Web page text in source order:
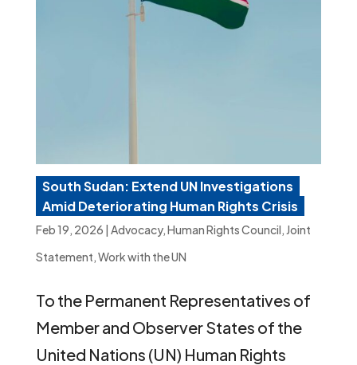
South Sudan: Extend UN Investigations
Amid Deteriorating Human Rights Crisis
Feb 19, 2026 | Advocacy,Human Rights Council, Joint
Statement,Work with the UN
To the Permanent Representatives of
Member and Observer States of the
United Nations (UN) Human Rights